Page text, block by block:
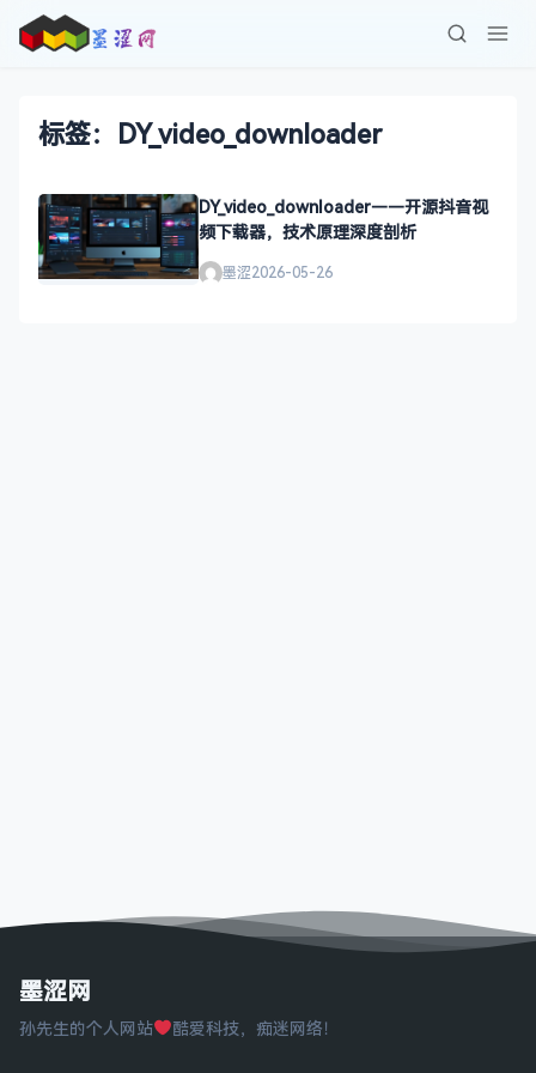
标签：DY_video_downloader
DY_video_downloader——开源抖音视
频下载器，技术原理深度剖析
墨涩2026-05-26
墨涩网
孙先生的个人网站 酷爱科技，痴迷网络！